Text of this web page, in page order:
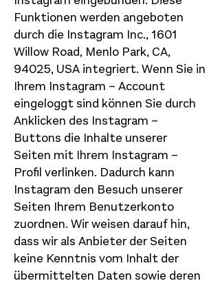
Funktionen werden angeboten
durch die Instagram Inc., 1601
Willow Road, Menlo Park, CA,
94025, USA integriert. Wenn Sie in
Ihrem Instagram – Account
eingeloggt sind können Sie durch
Anklicken des Instagram –
Buttons die Inhalte unserer
Seiten mit Ihrem Instagram –
Profil verlinken. Dadurch kann
Instagram den Besuch unserer
Seiten Ihrem Benutzerkonto
zuordnen. Wir weisen darauf hin,
dass wir als Anbieter der Seiten
keine Kenntnis vom Inhalt der
übermittelten Daten sowie deren